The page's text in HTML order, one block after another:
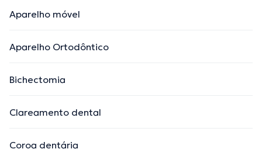
Aparelho móvel
Aparelho Ortodôntico
Bichectomia
Clareamento dental
Coroa dentária